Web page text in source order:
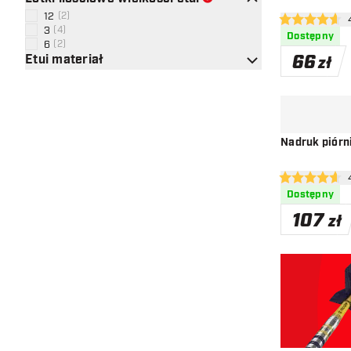
12 2
3 4)
6 2)
Etui materiał
4.6 gwiazdki
Dostępny
66zł
Nadruk
4.6 gwiazdki
Dostępny
107 zł